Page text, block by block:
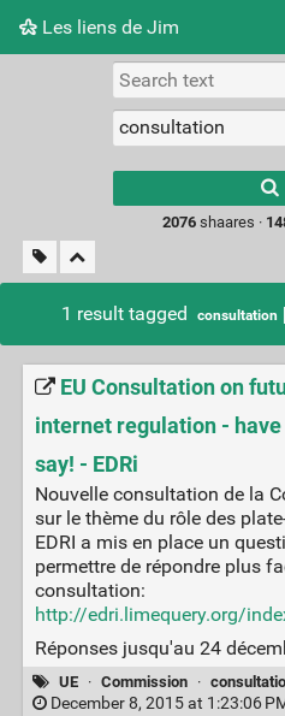
Les liens de Jim
Picture wall
2076shaares ·
1 result tagged consultation
EU Consultation on
internet regulation -
say! - EDRi
Nouvelle consultation de la
sur le thème du rôle des
EDRI a mis en place un
permettre de répondre plus
consultation:
http://edri.limequery.org/
Réponses jusqu'au 24
UE · Commission ·
December 8, 2015 at 1:23:06